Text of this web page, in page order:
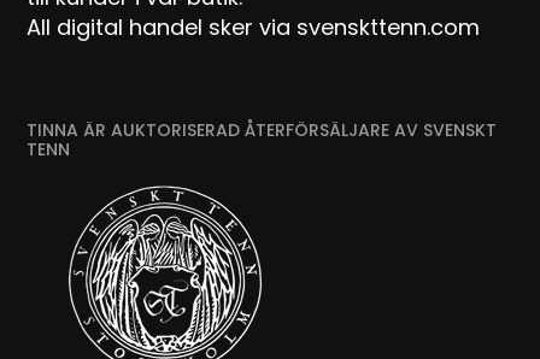
All digital handel sker via svenskttenn.com
TINNA ÄR AUKTORISERAD ÅTERFÖRSÄLJARE AV SVENSKT
TENN